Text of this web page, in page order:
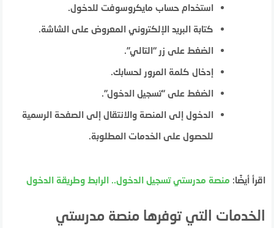
استخدام حساب مايكروسوفت للدخول.
كتابة البريد الإلكتروني المعروض على الشاشة.
الضغط على زر “التالي”.
إدخال كلمة المرور لحسابك.
الضغط على “تسجيل الدخول”.
الدخول إلى المنصة والانتقال إلى الصفحة الرسمية
للحصول على الخدمات المطلوبة.
اقرأ أيضًا: منصة مدرستي تسجيل الدخول.. الرابط وطريقة الدخول
الخدمات التي توفرها منصة مدرستي